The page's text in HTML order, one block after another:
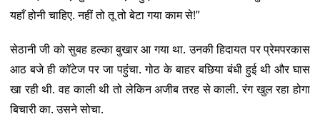
यहाँ होनी चाहिए. नहीं तो तू तो बेटा गया काम से!”
सेठानी जी को सुबह हल्का बुखार आ गया था. उनकी हिदायत पर प्रेमपरकास
आठ बजे ही कॉटेज पर जा पहुंचा. गोठ के बाहर बछिया बंधी हुई थी और घास
खा रही थी. वह काली थी तो लेकिन अजीब तरह से काली. रंग खुल रहा होगा
बिचारी का. उसने सोचा.